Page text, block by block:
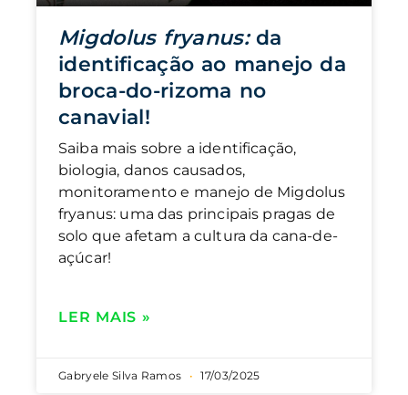
Migdolus fryanus:da
identificação ao manejo da
broca-do-rizoma no
canavial!
Saiba mais sobre a identificação,
biologia, danos causados,
monitoramento e manejo de Migdolus
fryanus: uma das principais pragas de
solo que afetam a cultura da cana-de-
açúcar!
LER MAIS »
Gabryele Silva Ramos 17/03/2025